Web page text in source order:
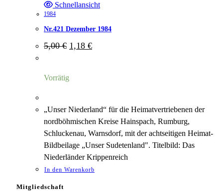
Schnellansicht
1984
Nr.421 Dezember 1984
5,00€ Ursprünglicher
Preis
1,18 €Aktueller
Preis
Vorrätig
„Unser Niederland“ für die Heimatvertriebenen der
nordböhmischen Kreise Hainspach, Rumburg,
Schluckenau, Warnsdorf, mit der achtseitigen Heimat-
Bildbeilage „Unser Sudetenland". Titelbild: Das
Niederländer Krippenreich
In den Warenkorb
Mitgliedschaft